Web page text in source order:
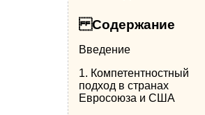
Содержание
Введение
1. Компетентностный
подход в странах
Евросоюза и США